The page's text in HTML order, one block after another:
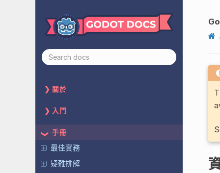
關於
入門
手冊
最佳實務
疑難排解